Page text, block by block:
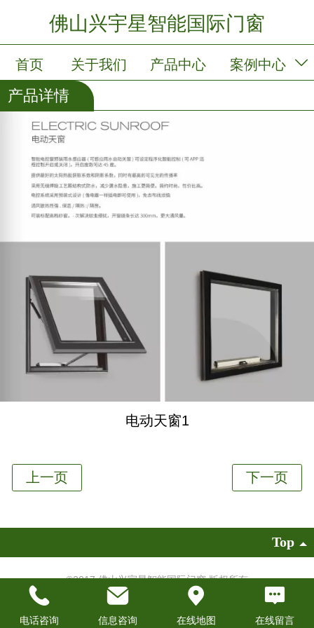
佛山兴宇星智能国际门窗
首页 关于我们 产品中心 案例中心
新闻中心 会员卡列表
产品详情
电动天窗1
Top
©2017 佛山兴宇星智能国际门窗 版权所有
技术支持：
|
电脑版
电话咨询
信息咨询 在线地图 在线留言